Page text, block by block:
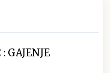
GAJENJE